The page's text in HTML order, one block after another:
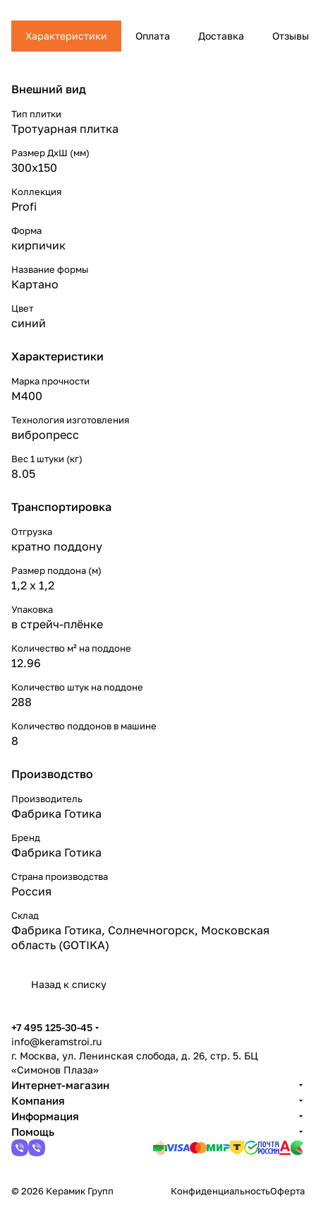
Характеристики Оплата Доставка Отзывы
Внешний вид
Тип плитки
Тротуарная плитка
Размер ДхШ (мм)
300x150
Коллекция
Profi
Форма
кирпичик
Название формы
Картано
Цвет
синий
Характеристики
Марка прочности
М400
Технология изготовления
вибропресс
Вес 1 штуки (кг)
8.05
Транспортировка
Отгрузка
кратно поддону
Размер поддона (м)
1,2 x 1,2
Упаковка
в стрейч-плёнке
Количество м² на поддоне
12.96
Количество штук на поддоне
288
Количество поддонов в машине
8
Производство
Производитель
Фабрика Готика
Бренд
Фабрика Готика
Страна производства
Россия
Склад
Фабрика Готика, Солнечногорск, Московская
область (GOTIKA)
Назад к списку
+7 495 125-30-45
info@keramstroi.ru
г. Москва, ул. Ленинская слобода, д. 26, стр. 5. БЦ
«Симонов Плаза»
Интернет-магазин
Компания
Информация
Помощь
© 2026 Керамик Групп КонфиденциальностьОферта